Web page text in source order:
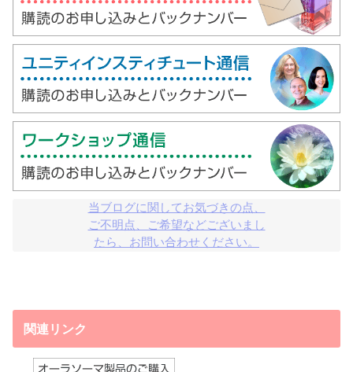
当ブログに関してお気づきの点、
ご不明点、ご希望などございまし
たら、お問い合わせください。
関連リンク